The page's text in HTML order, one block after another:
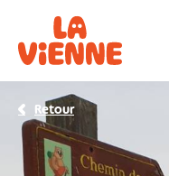
Retour